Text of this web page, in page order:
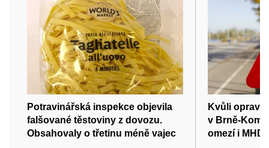
Potravinářská inspekce objevila
falšované těstoviny z dovozu.
Obsahovaly o třetinu méně vajec
Kvůli opravě
v Brně-
omezí i MHD